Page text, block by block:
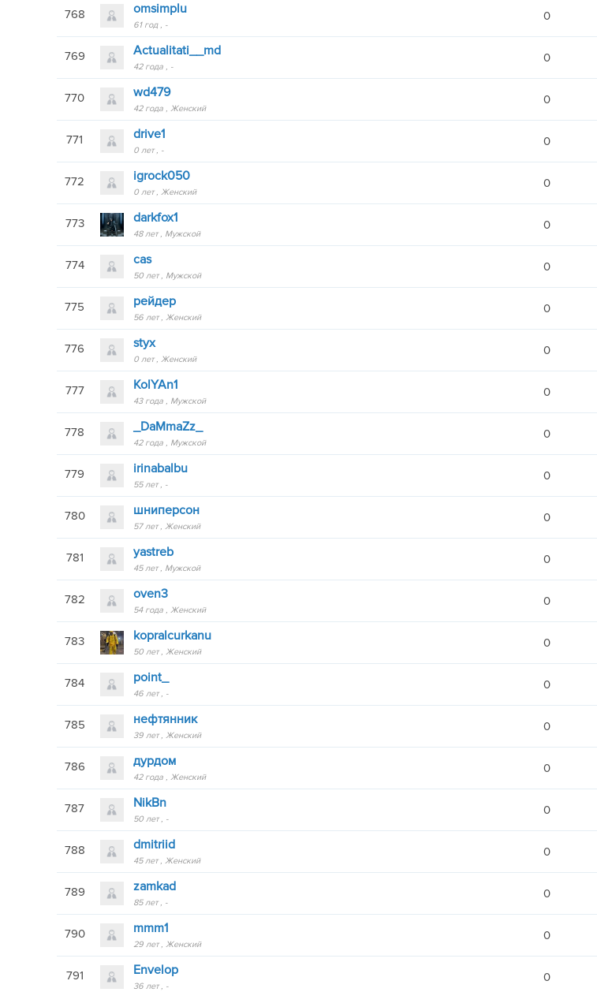
768 omsimplu
61 год -
0
769 Actualitati__md
42 года -
0
770 wd479
42 года Женский
0
771 drive1
0 лет -
0
772 igrock050
0 лет Женский
0
773 darkfox1
48 лет Мужской
0
774 cas
50 лет Мужской
0
775 рейдер
56 лет Женский
0
776 styx
0 лет Женский
0
777 KolYAn1
43 года Мужской
0
778 _DaMmaZz_
42 года Мужской
0
779 irinabalbu
55 лет -
0
780 шниперсoн
57 лет Женский
0
781 yastreb
45 лет Мужской
0
782 oven3
54 года Женский
0
783 kopralcurkanu
50 лет Женский
0
784 point_
46 лет -
0
785 нефтянник
39 лет Женский
0
786 дурдом
42 года Женский
0
787 NikBn
50 лет -
0
788 dmitriid
45 лет Женский
0
789 zamkad
85 лет -
0
790 mmm1
29 лет Женский
0
791 Envelop
36 лет -
0